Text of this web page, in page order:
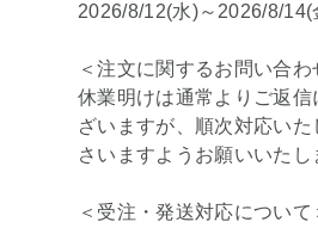
2026/8/12(水)～2026/8/14(
＜注文に関するお問い合わ
休業明けは通常よりご返
ざいますが、順次対応い
さいますようお願いいたし
＜受注・発送対応について